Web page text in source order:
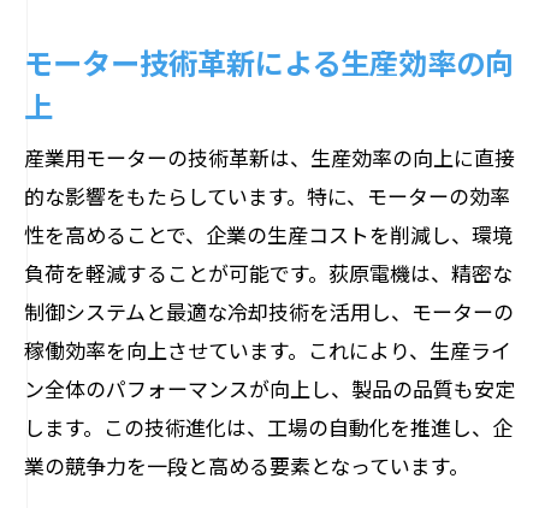
持続可能な未来を創るためのモーターの
省エネルギー技術とその経済的利点
競争力を高めるためのモーター革新
省エネモーターの導入と市場競争
モーター効率化による企業の競争ポジシ
ョン改善
エコロジーと経済性の調和
持続可能な競争力のためのモーター戦略
荻原電機が切り拓くモーターの未来図
モーター技術革新による生産効率の向
上
産業用モーターの技術革新は、生産効率の向上に直接
的な影響をもたらしています。特に、モーターの効率
性を高めることで、企業の生産コストを削減し、環境
負荷を軽減することが可能です。荻原電機は、精密な
制御システムと最適な冷却技術を活用し、モーターの
稼働効率を向上させています。これにより、生産ライ
ン全体のパフォーマンスが向上し、製品の品質も安定
します。この技術進化は、工場の自動化を推進し、企
業の競争力を一段と高める要素となっています。